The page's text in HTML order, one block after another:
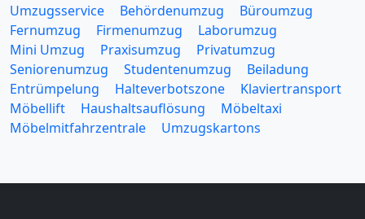
Umzugsservice Behördenumzug
Büroumzug
Fernumzug
Firmenumzug
Laborumzug
Mini Umzug
Praxisumzug
Privatumzug
Seniorenumzug
Studentenumzug
Beiladung
Entrümpelung
Halteverbotszone
Klaviertransport
Möbellift
Haushaltsauflösung
Möbeltaxi
Möbelmitfahrzentrale
Umzugskartons